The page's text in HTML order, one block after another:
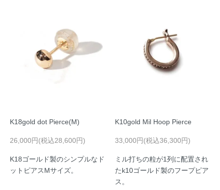
K18gold dot Pierce(M)
26,000円(税込28,600円)
K18ゴールド製のシンプルなド
ットピアスMサイズ。
K10gold Mil Hoop Pierce
33,000円(税込36,300円)
ミル打ちの粒が1列に配置され
たk10ゴールド製のフープピア
ス。